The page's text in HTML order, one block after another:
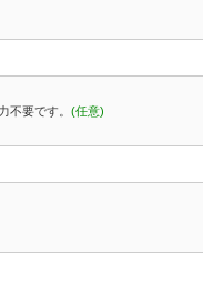
不要です。 (任意)